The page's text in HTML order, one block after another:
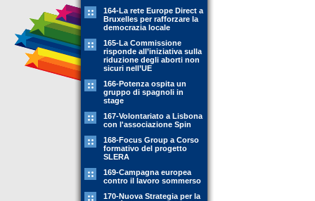
164-La rete Europe Direct a
Bruxelles per rafforzare la
democrazia locale
165-La Commissione
risponde all’iniziativa sulla
riduzione degli aborti non
sicuri nell’UE
166-Potenza ospita un
gruppo di spagnoli in
stage
167-Volontariato a Lisbona
con l'associazione Spin
168-Focus Group a Corso
formativo del progetto
SLERA
169-Campagna europea
contro il lavoro sommerso
170-Nuova Strategia per la